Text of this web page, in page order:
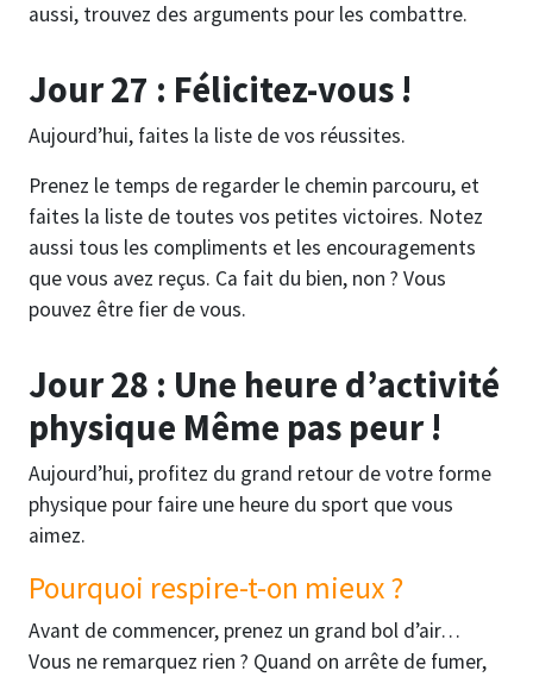
aussi, trouvez des arguments pour les combattre.
Jour 27 : Félicitez-vous !
Aujourd’hui, faites la liste de vos réussites.
Prenez le temps de regarder le chemin parcouru, et
faites la liste de toutes vos petites victoires. Notez
aussi tous les compliments et les encouragements
que vous avez reçus. Ca fait du bien, non ? Vous
pouvez être fier de vous.
Jour 28 : Une heure d’activité
physique Même pas peur !
Aujourd’hui, profitez du grand retour de votre forme
physique pour faire une heure du sport que vous
aimez.
Pourquoi respire-t-on mieux ?
Avant de commencer, prenez un grand bol d’air…
Vous ne remarquez rien ? Quand on arrête de fumer,